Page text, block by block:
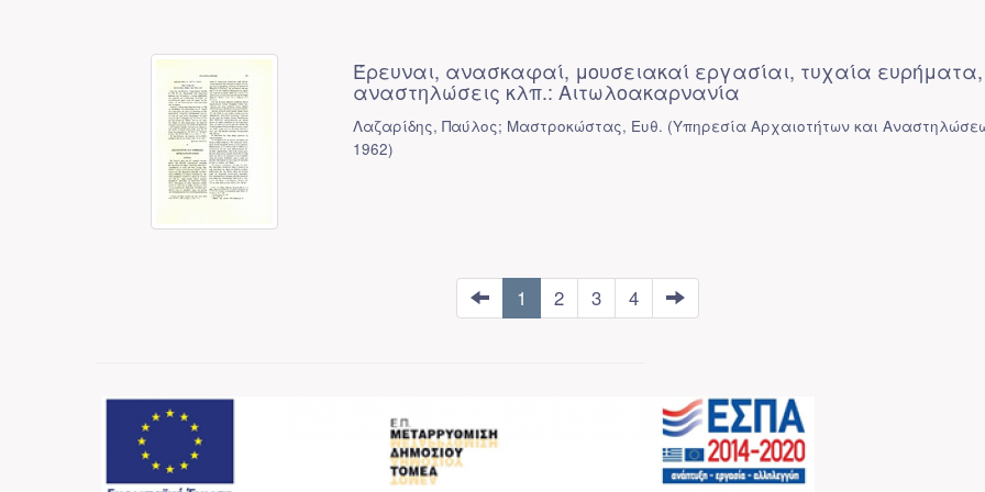
Έρευναι, ανασκαφαί, μουσειακαί εργασίαι, τυχαία ευρήματα,
αναστηλώσεις κλπ.: Αιτωλοακαρνανία
Λαζαρίδης, Παύλος; Μαστροκώστας, Ευθ. (Υπηρεσία Αρχαιοτήτων και
1962)
1 2 3 4